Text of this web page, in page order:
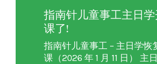
指南针儿童事工主日
课了!
指南针儿童事工 – 主日学恢
课（2026 年 1 月 11 日） 主